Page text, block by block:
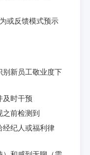
或反馈模式预示
别新员工敬业度下
及时干预
前检测到
经纪人或福利律